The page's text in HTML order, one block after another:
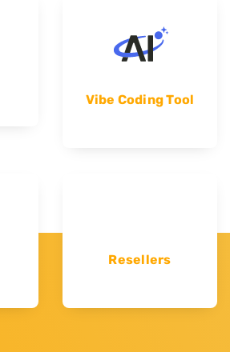
Vibe Coding Tool
Resellers